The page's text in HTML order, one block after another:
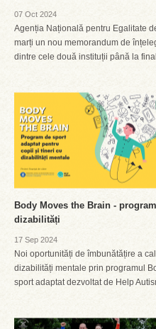
07 Oct 2024
Agenția Națională pentru Egalitate
marți un nou memorandum de
dintre cele două instituții până la
Body Moves the Brain -
dizabilități
17 Sep 2024
Noi oportunități de îmbunătățire a
dizabilități mentale prin programul
sport adaptat dezvoltat de Help